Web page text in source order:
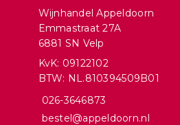
Wijnhandel Appeldoorn
Emmastraat 27A
6881 SN Velp
KvK: 09122102
BTW: NL.810394509B01
026-3646873
bestel@appeldoorn.nl